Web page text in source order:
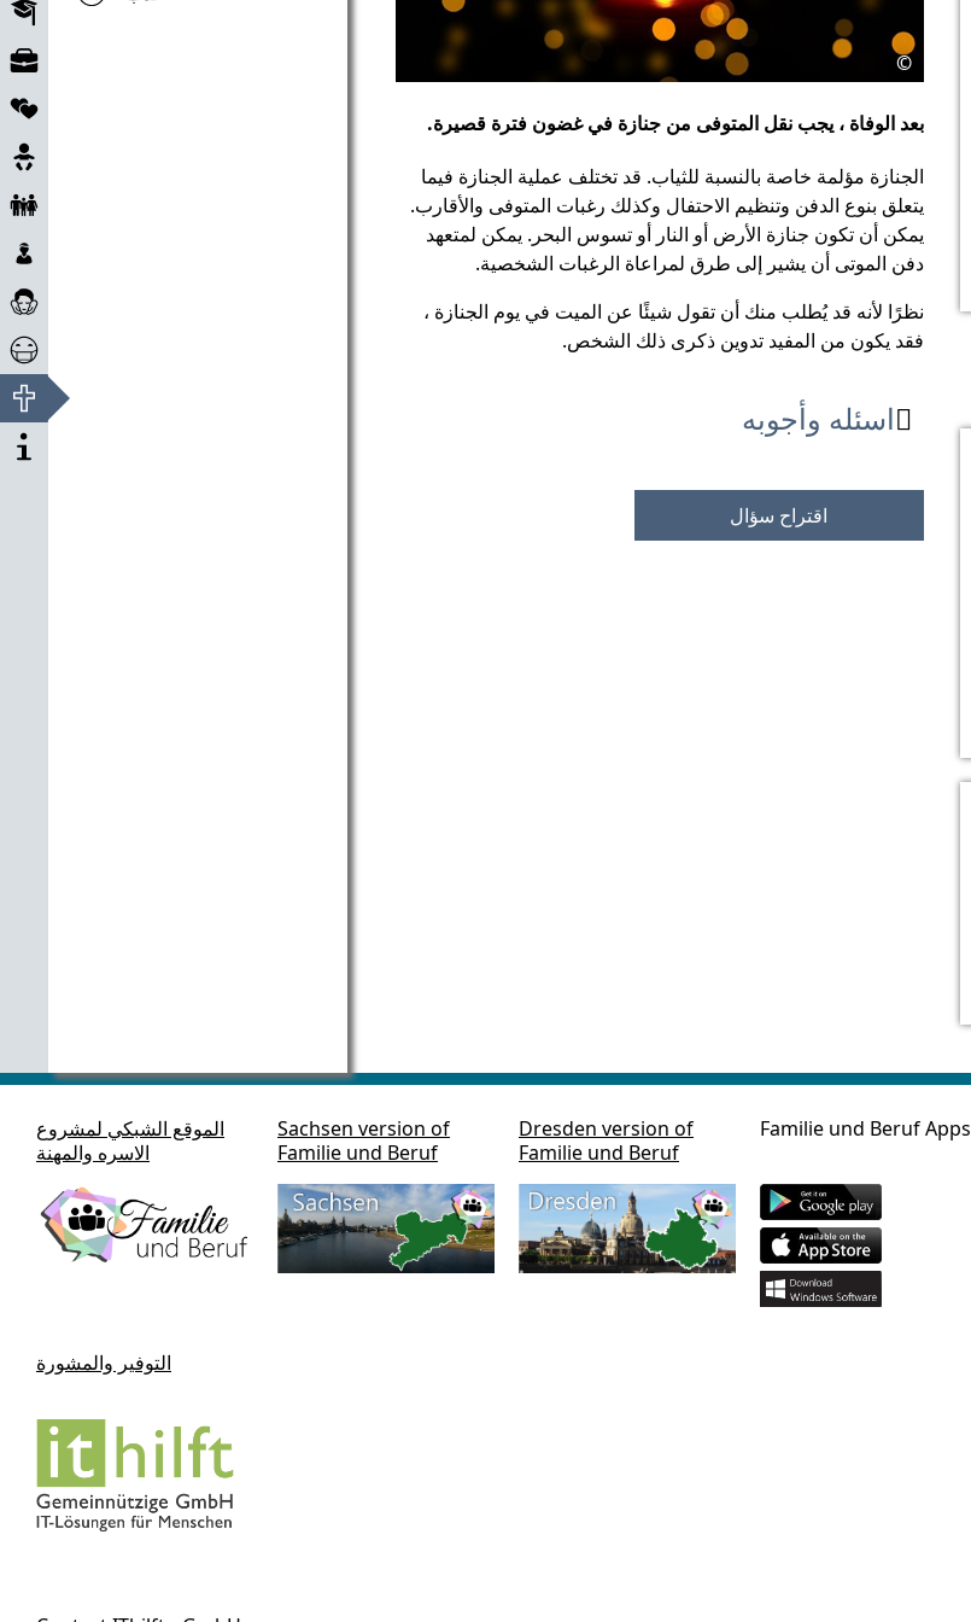
سوق
العمل
شراكات
حمل
الطفل
والأسرة
الأطفال
والقصر
العناية
والاهتمام
مساعدة
في
حالة
الكورونا
نهاية
الحياة
عن
المشروع
©
بعد الوفاة ، يجب نقل المتوفى من جنازة في غضون فترة قصيرة.
الجنازة مؤلمة خاصة بالنسبة للثياب. قد تختلف عملية الجنازة فيما
يتعلق بنوع الدفن وتنظيم الاحتفال وكذلك رغبات المتوفى والأقارب.
يمكن أن تكون جنازة الأرض أو النار أو تسوس البحر. يمكن لمتعهد
دفن الموتى أن يشير إلى طرق لمراعاة الرغبات الشخصية.
نظرًا لأنه قد يُطلب منك أن تقول شيئًا عن الميت في يوم الجنازة ،
فقد يكون من المفيد تدوين ذكرى ذلك الشخص.
اسئله وأجوبه
اقتراح سؤال
الموقع الشبكي لمشروع
الاسره والمهنة
Sachsen version of
Familie und Beruf
Dresden version of
Familie und Beruf
Familie und Beruf Apps
التوفير والمشورة